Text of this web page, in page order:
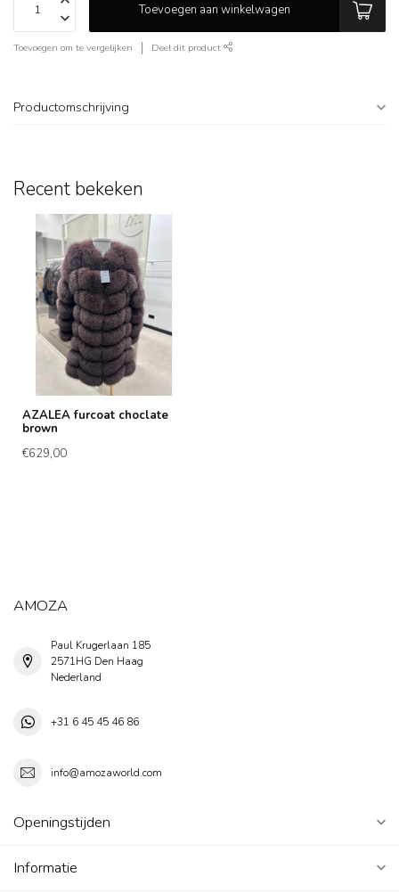
Toevoegen aan winkelwagen
Toevoegen om te vergelijken Deel dit product
Productomschrijving
Recent bekeken
AZALEA furcoat choclate
brown
€629,00
AMOZA
Paul Krugerlaan 185
2571HG Den Haag
Nederland
+31 6 45 45 46 86
info@amozaworld.com
Openingstijden
Informatie